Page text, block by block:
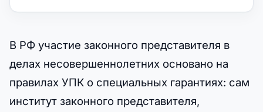
В РФ участие законного представителя в
делах несовершеннолетних основано на
правилах УПК о специальных гарантиях: сам
институт законного представителя,